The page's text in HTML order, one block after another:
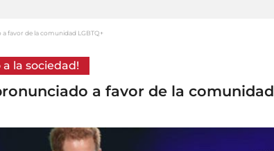
favor de la comunidad LGBTQ+
la sociedad!
a favor de la comunidad